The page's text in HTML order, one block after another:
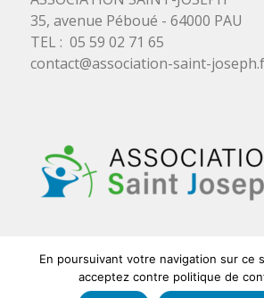
35, avenue Péboué - 64000 PAU
TEL : 05 59 02 71 65
contact@association-saint-
© 2026 ASSOCIATION SAINT JOSEPH -
En poursuivant votre navigation sur ce
acceptez contre politique de